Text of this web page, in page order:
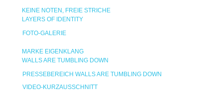
KEINE NOTEN, FREIE STRICHE
LAYERS OF IDENTITY
FOTO-GALERIE
MARKE EIGENKLANG
WALLS ARE TUMBLING DOWN
PRESSEBEREICH WALLS ARE TUMBLING DOWN
VIDEO-KURZAUSSCHNITT